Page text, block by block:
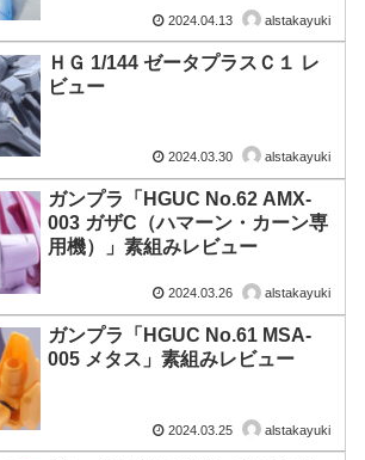
2024.04.13 alstakayuki
ＨＧ 1/144 ゼータプラスＣ１ レ
ビュー
2024.03.30 alstakayuki
ガンプラ「HGUC No.62 AMX-
003 ガザC（ハマーン・カーン専
用機）」素組みレビュー
2024.03.26 alstakayuki
ガンプラ「HGUC No.61 MSA-
005 メタス」素組みレビュー
2024.03.25 alstakayuki